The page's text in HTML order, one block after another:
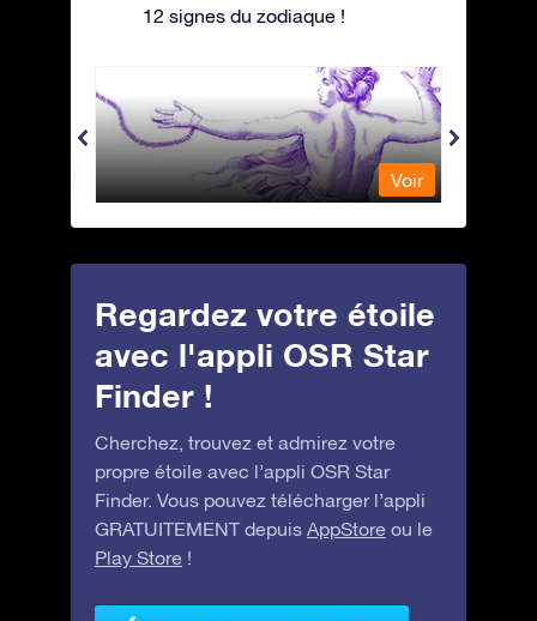
12 signes du zodiaque !
Andromeda - Andromède
Voir
Regardez votre étoile
avec l'appli OSR Star
Finder !
Cherchez, trouvez et admirez votre
propre étoile avec l’appli OSR Star
Finder. Vous pouvez télécharger l’appli
GRATUITEMENT depuis AppStore ou le
Play Store !